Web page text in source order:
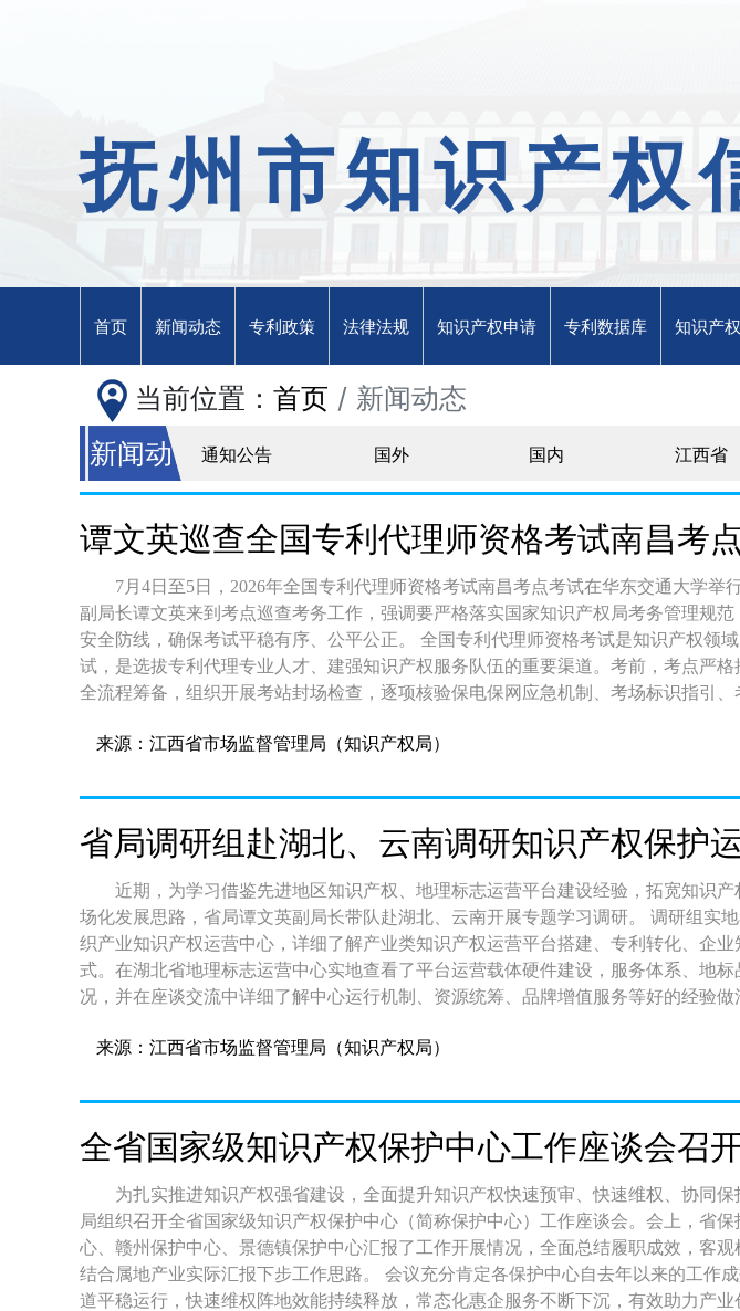
抚州市知识产权
首页 新闻动态 专利政策 法律法规 知识产权申请 专利数据库 知识产
当前位置： 首页
新闻动态
新闻动
通知公告 国外 国内 江西省
谭文英巡查全国专利代理师资格考试南昌考
7月4日至5日，2026年全国专利代理师资格考试南昌考点考试在华东交通大学举
副局长谭文英来到考点巡查考务工作，强调要严格落实国家知识产权局考务管理规
安全防线，确保考试平稳有序、公平公正。 全国专利代理师资格考试是知识产权领域国家级职业资格考
试，是选拔专利代理专业人才、建强知识产权服务队伍的重要渠道。考前，考点严
全流程筹备，组织开展考站封场检查，逐项核验保电保网应急机制、考场标识指引
期间，谭文英查看考务指挥区域、考场核心区域，实地检查考场秩序、考生入场管理
保障、应急预案落实等情况的汇报，对考点前期筹备与现场组织工作给予肯定。谭
格考试事关知识产权人才队伍建设质量，事关广大考生切身利益。全体考务工作人员
严格执行考务工作各项规章制度，压紧压实各环节工作责任，以严谨细致的作风保障
要严肃考风考纪，强化考场全程巡查与监督管理，坚决维护考试的公平性与严肃性；
考试期间雷阵雨天气等不确定因素，细化完善应急处置预案，强化技术支撑与后勤保
突发状况；要优化考生服务，做实做细考场指引、便民保障等工作，为广大考生营
境。 考试期间，南昌考点运行平稳，秩序井然，各项保障措施落实到位，全部科目考试顺利完成。本次考
试的平稳举行，将进一步充实我省专利代理专业人才储备，为推动全省知识产权事
驱动发展战略深入实施提供坚实人才支撑。江西省市场监管局知识产权运用处、省知
来源：江西省市场监督管理局（知识产权局）
省局调研组赴湖北、云南调研知识产权保护
近期，为学习借鉴先进地区知识产权、地理标志运营平台建设经验，拓宽知识
场化发展思路，省局谭文英副局长带队赴湖北、云南开展专题学习调研。 调研组实地考察了湖北省现代纺
织产业知识产权运营中心，详细了解产业类知识产权运营平台搭建、专利转化、企业
式。在湖北省地理标志运营中心实地查看了平台运营载体硬件建设，服务体系、地
况，并在座谈交流中详细了解中心运行机制、资源统筹、品牌增值服务等好的经验做法。 随后，调研
况。双方围绕地理标志挖掘培育、运营管理、价值提升、区域协同发展等重点工作开展
建设的方向。下一步，省局将学习对标两地在高价值专利和地理标志产品挖掘培育
产业赋能等先进做法，借鉴两地创新举措，进一步梳理完善我省知识产权运营中心以
设的工作思路。 稿源：省局知识产权保护处 黄苏
来源：江西省市场监督管理局（知识产权局）
全省国家级知识产权保护中心工作座谈会召
为扎实推进知识产权强省建设，全面提升知识产权快速预审、快速维权、协同
局组织召开全省国家级知识产权保护中心（简称保护中心）工作座谈会。会上，省保
心、赣州保护中心、景德镇保护中心汇报了工作开展情况，全面总结履职成效，客观
结合属地产业实际汇报下步工作思路。 会议充分肯定各保护中心自去年以来的工作成效：全省专利预审通
道平稳运行，快速维权阵地效能持续释放，常态化惠企服务不断下沉，有效助力产